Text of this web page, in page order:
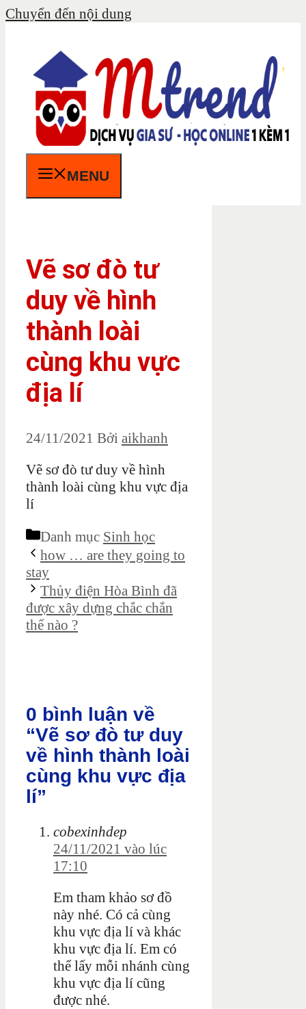
Chuyển đến nội dung
MENU
Vẽ sơ đò tư
duy về hình
thành loài
cùng khu vực
địa lí
24/11/2021 Bởi aikhanh
Vẽ sơ đò tư duy về hình
thành loài cùng khu vực địa
lí
Danh mục Sinh học
how … are they going to
stay
Thủy điện Hòa Bình đã
được xây dựng chắc chắn
thế nào ?
0 bình luận về
“Vẽ sơ đò tư duy
về hình thành loài
cùng khu vực địa
lí”
cobexinhdep
24/11/2021 vào lúc
17:10
Em tham khảo sơ đồ
này nhé. Có cả cùng
khu vực địa lí và khác
khu vực địa lí. Em có
thể lấy mỗi nhánh cùng
khu vực địa lí cũng
được nhé.